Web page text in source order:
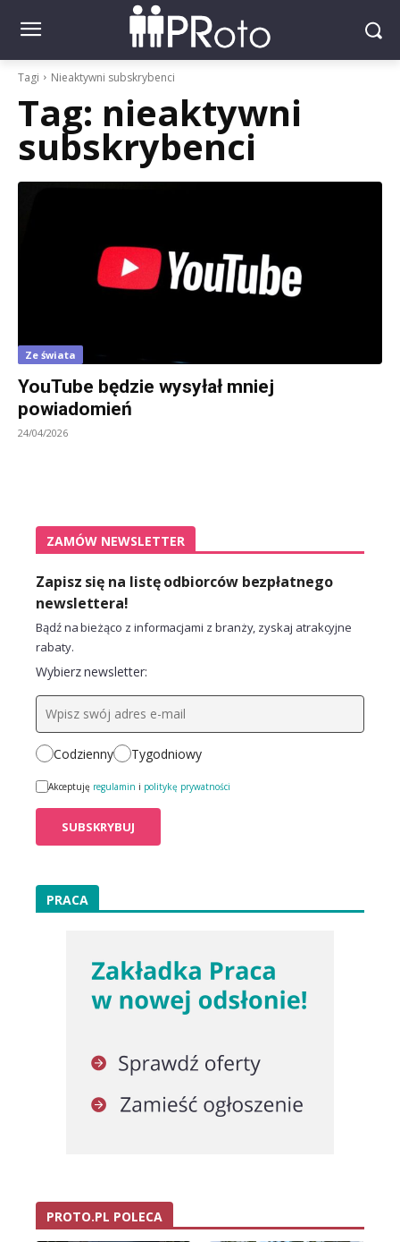
Tagi Nieaktywni subskrybenci
Tag: nieaktywni
subskrybenci
Ze świata
YouTube będzie wysyłał mniej
powiadomień
24/04/2026
ZAMÓW NEWSLETTER
Zapisz się na listę odbiorców bezpłatnego
newslettera!
Bądź na bieżąco z informacjami z branży, zyskaj atrakcyjne
rabaty.
Wybierz newsletter:
Codzienny Tygodniowy
Akceptuję regulamin i politykę prywatności
PRACA
PROTO.PL POLECA